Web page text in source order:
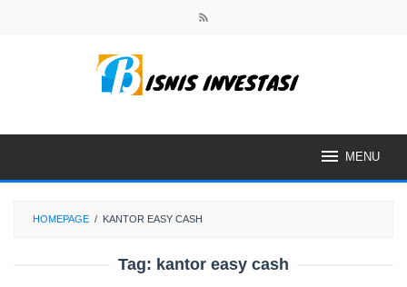
MENU
HOMEPAGE / KANTOR EASY CASH
Tag: kantor easy cash